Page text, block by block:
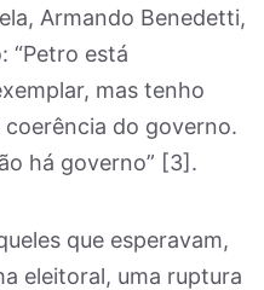
Armando Benedetti,
“Petro está
mas tenho
do governo.
há governo” [3] .
que esperavam,
eleitoral, uma ruptura